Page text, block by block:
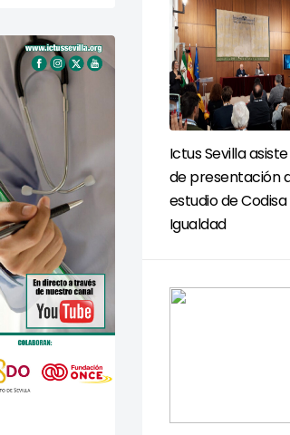
Ictus Sevilla
de presentación
estudio de
Igualdad